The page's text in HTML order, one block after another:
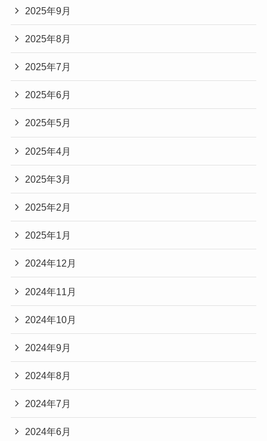
2025年9月
2025年8月
2025年7月
2025年6月
2025年5月
2025年4月
2025年3月
2025年2月
2025年1月
2024年12月
2024年11月
2024年10月
2024年9月
2024年8月
2024年7月
2024年6月